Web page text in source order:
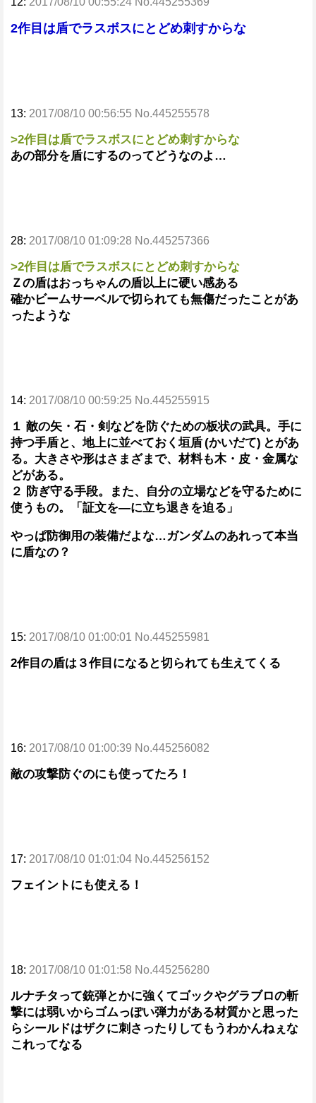
2作目は盾でラスボスにとどめ刺すからな
13: 2017/08/10 00:56:55 No.445255578
>2作目は盾でラスボスにとどめ刺すからな
あの部分を盾にするのってどうなのよ…
28: 2017/08/10 01:09:28 No.445257366
>2作目は盾でラスボスにとどめ刺すからな
Ｚの盾はおっちゃんの盾以上に硬い感ある
確かビームサーベルで切られても無傷だったことがあ
ったような
14: 2017/08/10 00:59:25 No.445255915
１ 敵の矢・石・剣などを防ぐための板状の武具。手に
持つ手盾と、地上に並べておく垣盾 (かいだて) とがあ
る。大きさや形はさまざまで、材料も木・皮・金属な
どがある。
２ 防ぎ守る手段。また、自分の立場などを守るために
使うもの。「証文を―に立ち退きを迫る」
やっぱ防御用の装備だよな…ガンダムのあれって本当
に盾なの？
15: 2017/08/10 01:00:01 No.445255981
2作目の盾は３作目になると切られても生えてくる
16: 2017/08/10 01:00:39 No.445256082
敵の攻撃防ぐのにも使ってたろ！
17: 2017/08/10 01:01:04 No.445256152
フェイントにも使える！
18: 2017/08/10 01:01:58 No.445256280
ルナチタって銃弾とかに強くてゴックやグラブロの斬
撃には弱いからゴムっぽい弾力がある材質かと思った
らシールドはザクに刺さったりしてもうわかんねぇな
これってなる